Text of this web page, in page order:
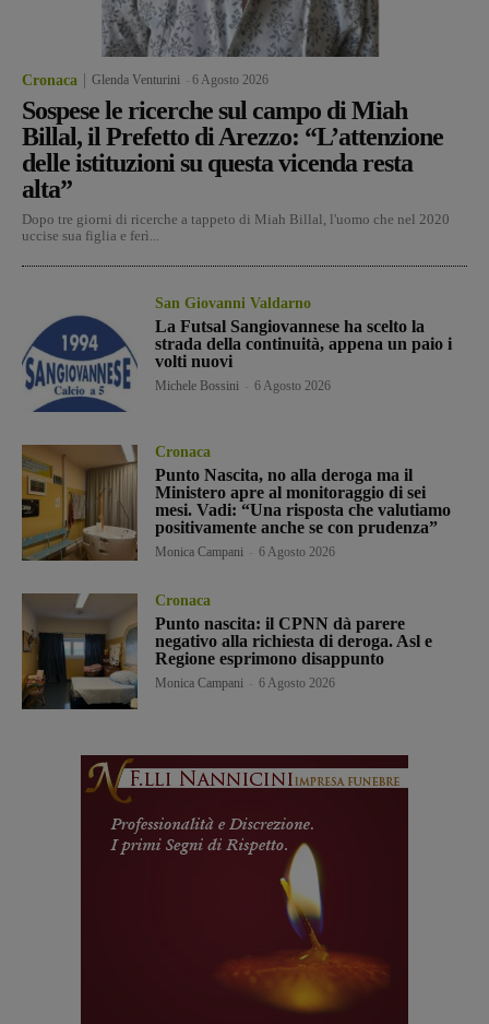
Cronaca Glenda Venturini 6 Agosto 2026
Sospese le ricerche sul campo di Miah
Billal, il Prefetto di Arezzo: “L’attenzione
delle istituzioni su questa vicenda resta
alta”
Dopo tre giorni di ricerche a tappeto di Miah Billal, l'uomo che nel 2020
uccise sua figlia e ferì...
San Giovanni Valdarno
La Futsal Sangiovannese ha scelto la
strada della continuità, appena un paio i
volti nuovi
Michele Bossini 6 Agosto 2026
Cronaca
Punto Nascita, no alla deroga ma il
Ministero apre al monitoraggio di sei
mesi. Vadi: “Una risposta che valutiamo
positivamente anche se con prudenza”
Monica Campani 6 Agosto 2026
Cronaca
Punto nascita: il CPNN dà parere
negativo alla richiesta di deroga. Asl e
Regione esprimono disappunto
Monica Campani 6 Agosto 2026